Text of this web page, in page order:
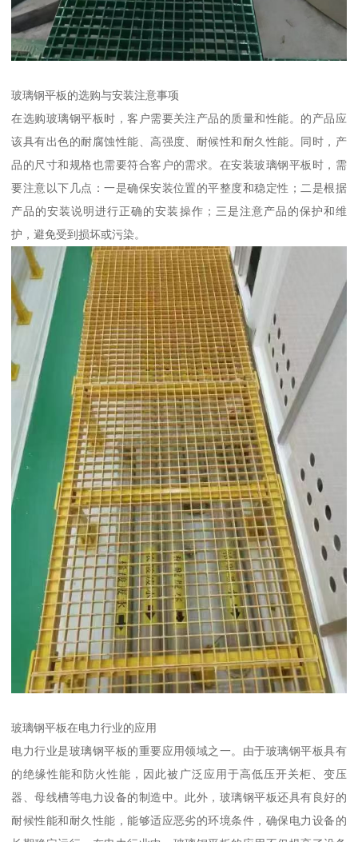
玻璃钢平板的选购与安装注意事项
在选购玻璃钢平板时，客户需要关注产品的质量和性能。的产品应
该具有出色的耐腐蚀性能、高强度、耐候性和耐久性能。同时，产
品的尺寸和规格也需要符合客户的需求。在安装玻璃钢平板时，需
要注意以下几点：一是确保安装位置的平整度和稳定性；二是根据
产品的安装说明进行正确的安装操作；三是注意产品的保护和维
护，避免受到损坏或污染。
玻璃钢平板在电力行业的应用
电力行业是玻璃钢平板的重要应用领域之一。由于玻璃钢平板具有
的绝缘性能和防火性能，因此被广泛应用于高低压开关柜、变压
器、母线槽等电力设备的制造中。此外，玻璃钢平板还具有良好的
耐候性能和耐久性能，能够适应恶劣的环境条件，确保电力设备的